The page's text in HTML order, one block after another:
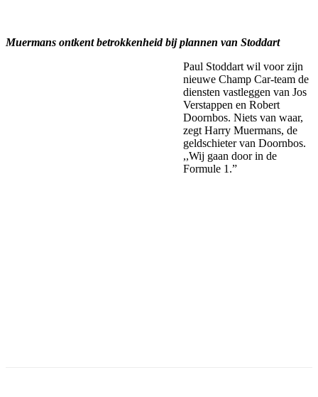
Muermans ontkent betrokkenheid bij plannen van Stoddart
Paul Stoddart wil voor zijn
nieuwe Champ Car-team de
diensten vastleggen van Jos
Verstappen en Robert
Doornbos. Niets van waar,
zegt Harry Muermans, de
geldschieter van Doornbos.
,,Wij gaan door in de
Formule 1.”